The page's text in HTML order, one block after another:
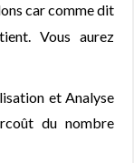
car comme dit
Vous aurez
et Analyse
du nombre